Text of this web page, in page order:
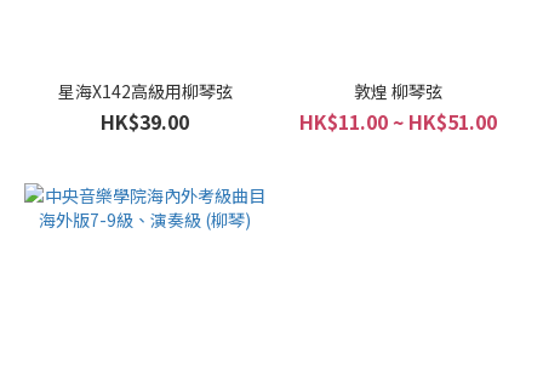
星海X142高級用柳琴弦
HK$39.00
敦煌 柳琴弦
HK$11.00 ~ HK$51.00